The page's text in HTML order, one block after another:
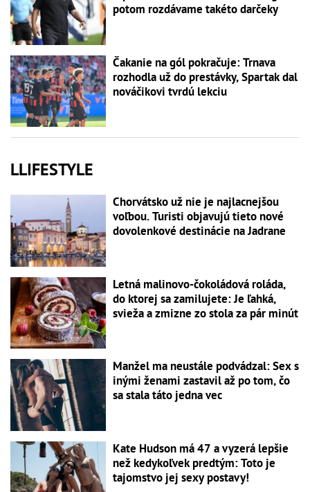
potom rozdávame takéto darčeky
Čakanie na gól pokračuje: Trnava
rozhodla už do prestávky, Spartak dal
nováčikovi tvrdú lekciu
LLIFESTYLE
Chorvátsko už nie je najlacnejšou
voľbou. Turisti objavujú tieto nové
dovolenkové destinácie na Jadrane
Letná malinovo-čokoládová roláda,
do ktorej sa zamilujete: Je ľahká,
svieža a zmizne zo stola za pár minút
Manžel ma neustále podvádzal: Sex s
inými ženami zastavil až po tom, čo
sa stala táto jedna vec
Kate Hudson má 47 a vyzerá lepšie
než kedykoľvek predtým: Toto je
tajomstvo jej sexy postavy!